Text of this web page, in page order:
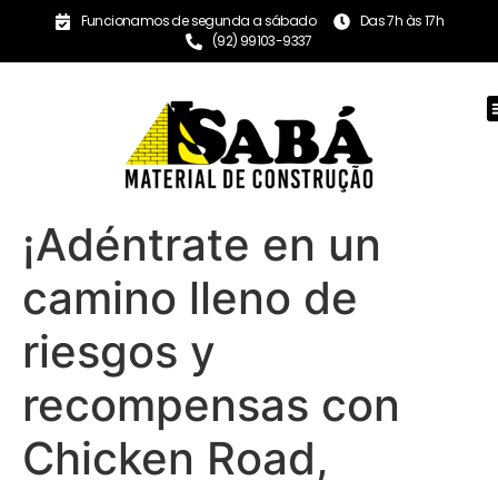
Funcionamos de segunda a sábado
Das 7h às 17h
(92) 99103-9337
¡Adéntrate en un
camino lleno de
riesgos y
recompensas con
Chicken Road,